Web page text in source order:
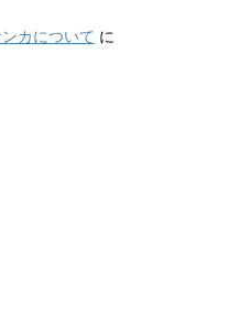
カについて に